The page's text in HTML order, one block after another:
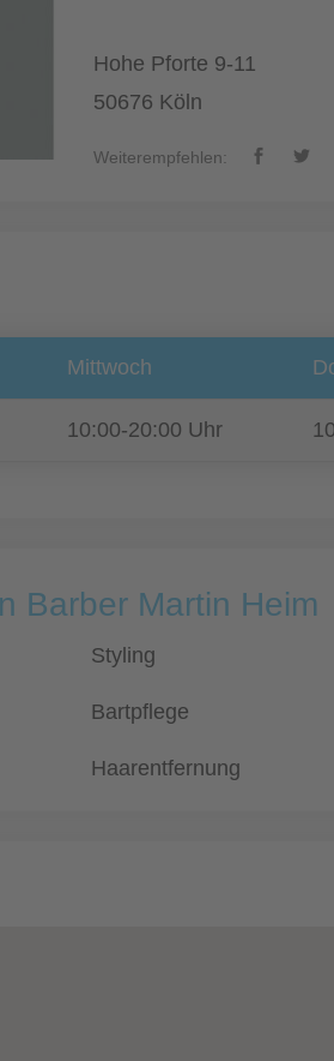
Hohe Pforte 9-11
50676 Köln
Weiterempfehlen:
Mittwoch
10:00-20:00 Uhr
Barber Martin Heim
Styling
Bartpflege
Haarentfernung